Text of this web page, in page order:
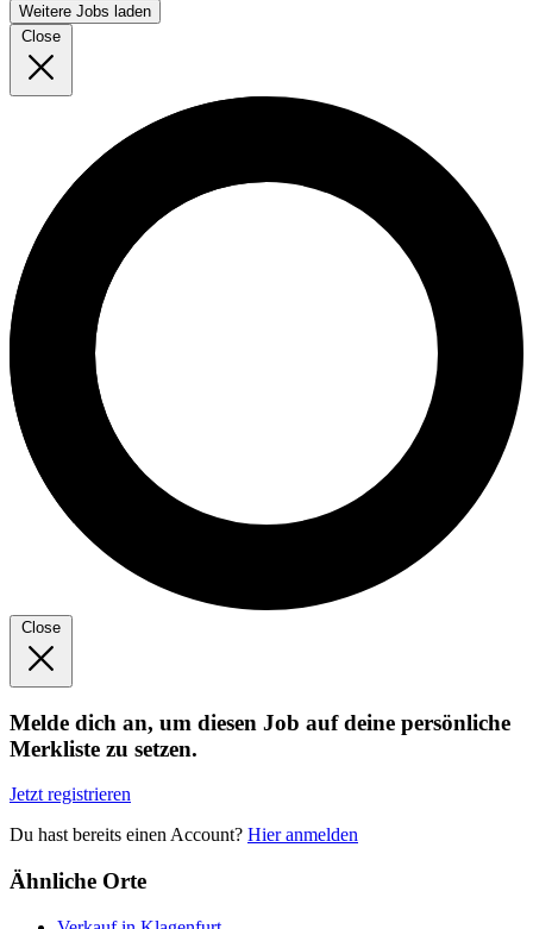
Weitere Jobs laden
Close
Close
Melde dich an, um diesen Job auf deine persönliche
Merkliste zu setzen.
Jetzt registrieren
Du hast bereits einen Account? Hier anmelden
Ähnliche Orte